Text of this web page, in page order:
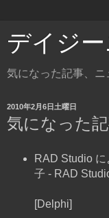
デイジ
気になった記事、ニ
2010年2月6日土曜日
気になった
RAD Studio
子 - RAD
[Delphi]